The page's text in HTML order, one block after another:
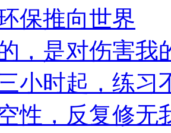
保推向世界
，是对伤害我
小时起，练习
性，反复修无